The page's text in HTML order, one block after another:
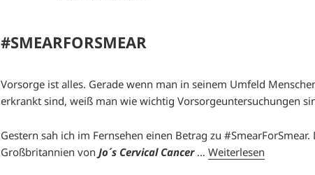
#SMEARFORSMEAR
Vorsorge ist alles. Gerade wenn man in seinem Umfeld
erkrankt sind, weiß man wie wichtig Vorsorgeuntersuchungen
Gestern sah ich im Fernsehen einen Betrag zu
Großbritannien vonJo´s Cervical Cancer …Weiterlesen